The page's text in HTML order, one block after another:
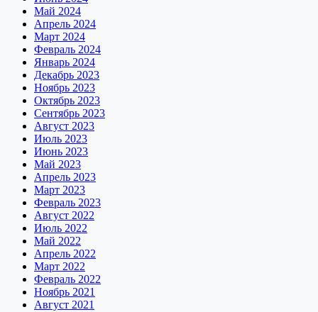
Май 2024
Апрель 2024
Март 2024
Февраль 2024
Январь 2024
Декабрь 2023
Ноябрь 2023
Октябрь 2023
Сентябрь 2023
Август 2023
Июль 2023
Июнь 2023
Май 2023
Апрель 2023
Март 2023
Февраль 2023
Август 2022
Июль 2022
Май 2022
Апрель 2022
Март 2022
Февраль 2022
Ноябрь 2021
Август 2021